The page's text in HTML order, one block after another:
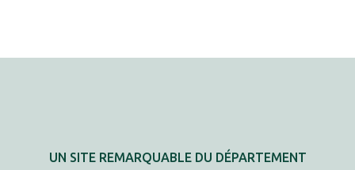
UN SITE REMARQUABLE DU DÉPARTEMENT